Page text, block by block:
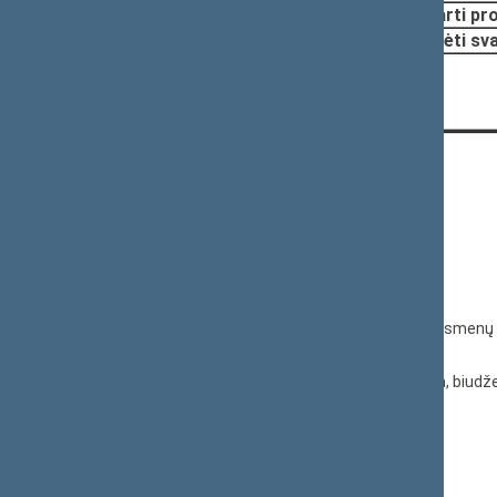
Pritarti
Pradėti
Duomenys kaupiami ir saugomi Juridinių
© Lietuvos Respublikos Seimo kanceliarija,